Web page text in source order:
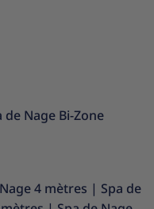
de Nage Bi-Zone
4 mètres | Spa de